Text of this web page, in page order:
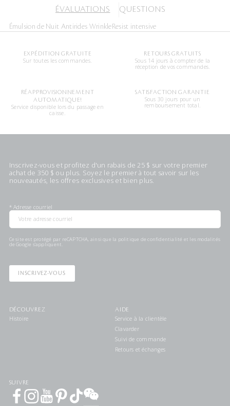
ÉVALUATIONS QUESTIONS
Émulsion de Nuit Antirides WrinkleResist intensive
EXPÉDITION GRATUITE
Sur toutes les commandes.
RETOURS GRATUITS
Sous 14 jours à compter de la
réception de vos commandes.
RÉAPPROVISIONNEMENT
AUTOMATIQUE!
Service disponible lors du passage en
caisse.
SATISFACTION GARANTIE
Sous 30 jours pour un
remboursement total.
Inscrivez-vous et profitez d'un rabais de 25 $ sur votre premier
achat de 350 $ ou plus. Soyez le premier à tout savoir sur les
nouveautés, les offres exclusives et bien plus.
* Adresse courriel
Ce site est protégé par reCAPTCHA, ainsi que la politique de confidentialité et les modalités
de Google s'appliquent.
INSCRIVEZ-VOUS
DÉCOUVREZ
Histoire
AIDE
Service à la clientèle
Clavarder
Suivi de commande
Retours et échanges
SUIVRE